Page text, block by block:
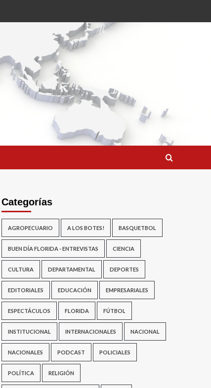
Categorías
AGROPECUARIO A LOS BOTES! BASQUETBOL
BUEN DÍA FLORIDA - ENTREVISTAS CIENCIA
CULTURA DEPARTAMENTAL DEPORTES
EDITORIALES EDUCACIÓN EMPRESARIALES
ESPECTÁCULOS FLORIDA FÚTBOL
INSTITUCIONAL INTERNACIONALES NACIONAL
NACIONALES PODCAST POLICIALES
POLÍTICA RELIGIÓN